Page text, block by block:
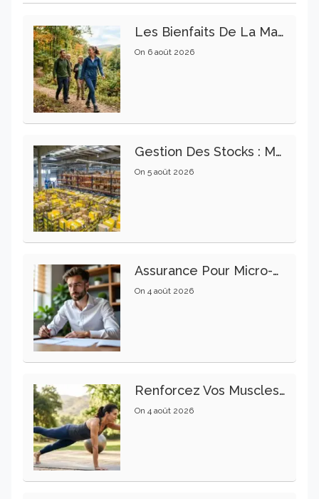
Les Bienfaits De La Marche Sur La Santé Physique Et Mentale
On 6 août 2026
Gestion Des Stocks : Meilleures Pratiques Intralogistiques
On 5 août 2026
Assurance Pour Micro-Entrepreneur : Les Garanties Essentielles À Connaître
On 4 août 2026
Renforcez Vos Muscles Profonds Pour Apaiser Votre Mal De Dos
On 4 août 2026